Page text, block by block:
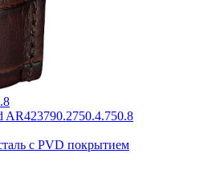
AR423790.2750.4.750.8
с PVD покрытием